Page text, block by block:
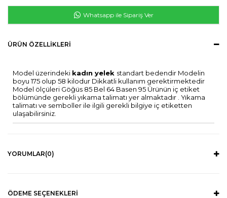
Whatsapp ile Sipariş Ver
ÜRÜN ÖZELLIKLERI
Model üzerindeki kadın yelek standart bedendir Modelin
boyu 175 olup 58 kilodur Dikkatli kullanım gerektirmektedir
Model ölçüleri Göğüs 85 Bel 64 Basen 95 Ürünün iç etiket
bölümünde gerekli yıkama talimatı yer almaktadır . Yıkama
talimatı ve semboller ile ilgili gerekli bilgiye iç etiketten
ulaşabilirsiniz.
YORUMLAR(0)
ÖDEME SEÇENEKLERI